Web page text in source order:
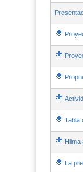
Tabla
Hilma
La